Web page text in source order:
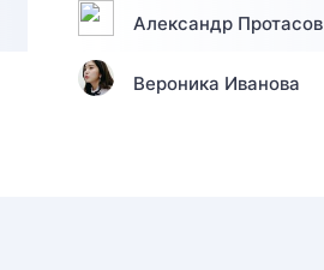
Александр Протасов
Вероника Иванова